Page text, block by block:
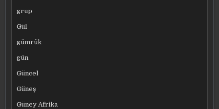
grup
Gül
gümrük
gün
Güncel
Güneş
Güney Afrika